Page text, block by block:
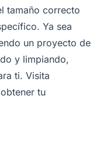
tamaño correcto
Ya sea
un proyecto de
y limpiando,
ti. Visita
tu